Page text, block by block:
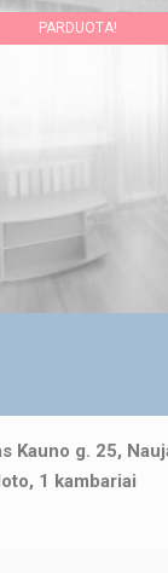
PARDUOTA!
Kauno g. 25,
1 kambariai